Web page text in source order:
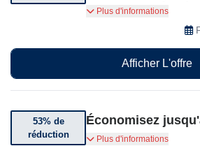
Jusqu'à 50% de
chaudière et la
Plus d'informations
Afficher L'offre
53% de
réduction
Économisez
Bénéficiez de 53% de
Plus d'informations